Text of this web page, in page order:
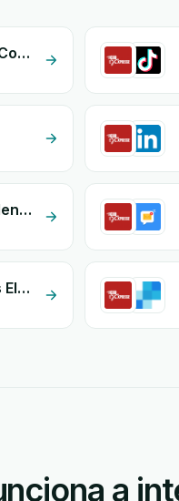
COD Expresse + Facebook Commerce
COD Expresse + Google Calendar
COD Expresse + Wordpress Elementor
a